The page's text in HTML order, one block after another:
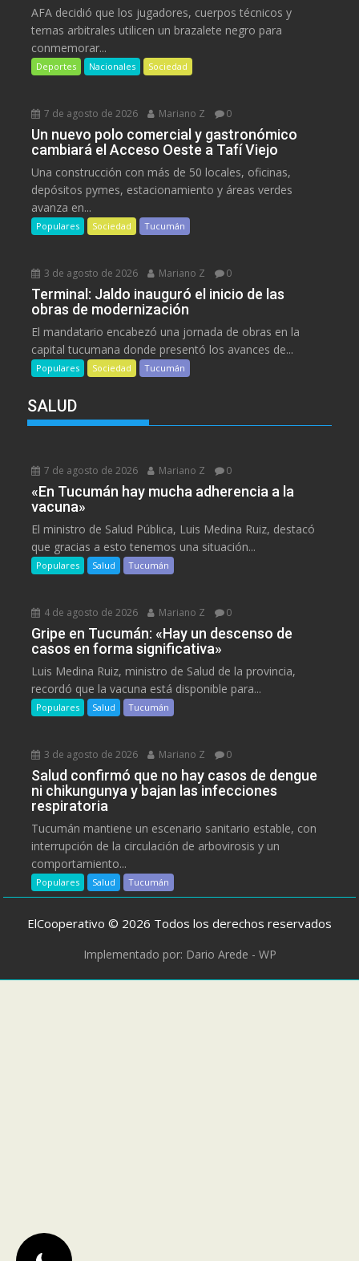
AFA decidió que los jugadores, cuerpos técnicos y
ternas arbitrales utilicen un brazalete negro para
conmemorar...
Deportes Nacionales Sociedad
7 de agosto de 2026 Mariano Z 0
Un nuevo polo comercial y gastronómico
cambiará el Acceso Oeste a Tafí Viejo
Una construcción con más de 50 locales, oficinas,
depósitos pymes, estacionamiento y áreas verdes
avanza en...
Populares Sociedad Tucumán
3 de agosto de 2026 Mariano Z 0
Terminal: Jaldo inauguró el inicio de las
obras de modernización
El mandatario encabezó una jornada de obras en la
capital tucumana donde presentó los avances de...
Populares Sociedad Tucumán
SALUD
7 de agosto de 2026 Mariano Z 0
«En Tucumán hay mucha adherencia a la
vacuna»
El ministro de Salud Pública, Luis Medina Ruiz, destacó
que gracias a esto tenemos una situación...
Populares Salud Tucumán
4 de agosto de 2026 Mariano Z 0
Gripe en Tucumán: «Hay un descenso de
casos en forma significativa»
Luis Medina Ruiz, ministro de Salud de la provincia,
recordó que la vacuna está disponible para...
Populares Salud Tucumán
3 de agosto de 2026 Mariano Z 0
Salud confirmó que no hay casos de dengue
ni chikungunya y bajan las infecciones
respiratoria
Tucumán mantiene un escenario sanitario estable, con
interrupción de la circulación de arbovirosis y un
comportamiento...
Populares Salud Tucumán
ElCooperativo © 2026 Todos los derechos reservados